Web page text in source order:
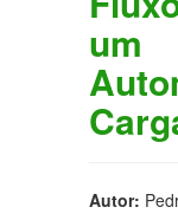
um
Autor: